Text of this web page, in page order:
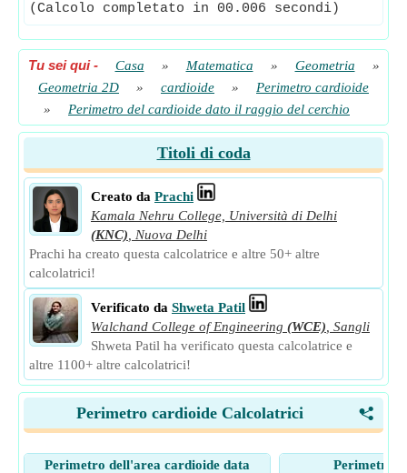
(Calcolo completato in 00.006 secondi)
Tu sei qui- Casa » Matematica » Geometria
»
Geometria 2D
» cardioide »
Perimetro cardioide
»
Perimetro del cardioide dato il raggio del cerchio
Titoli di coda
Creato da Prachi
Kamala Nehru College, Università di Delhi
(KNC)
Nuova Delhi
Prachi ha creato questa calcolatrice e altre 50+ altre
calcolatrici!
Verificato da Shweta Patil
Walchand College of Engineering (WCE) Sangli
Shweta Patil ha verificato questa calcolatrice e
altre 1100+ altre calcolatrici!
<
Perimetro cardioide Calcolatrici
Perimetro dell'area cardioide data
Perimetro